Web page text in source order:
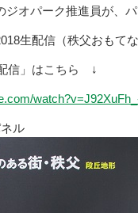
ジオパーク推進員が、
生配信（秩父おもて
信」はこちら ↓
ル